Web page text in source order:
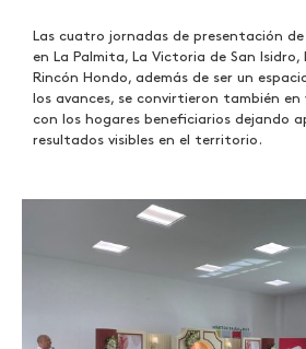
Las cuatro jornadas de presentación
en La Palmita, La Victoria de San Isidro,
Rincón Hondo, además de ser un
los avances, se convirtieron también
con los hogares beneficiarios dejando
resultados visibles en el territorio.